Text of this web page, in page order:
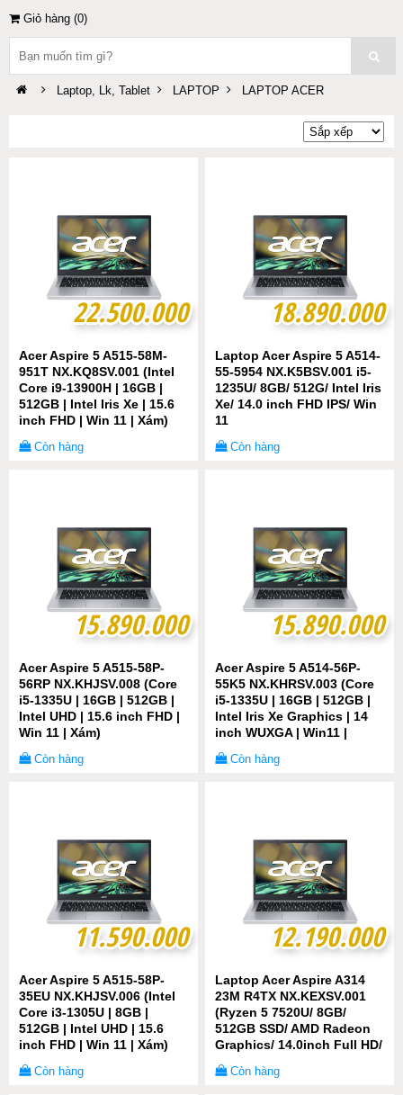
Giỏ hàng (0)
Laptop, Lk, Tablet LAPTOP LAPTOP ACER
22.500.000
22.500.000
Acer Aspire 5 A515-58M-
951T NX.KQ8SV.001 (Intel
Core i9-13900H | 16GB |
512GB | Intel Iris Xe | 15.6
inch FHD | Win 11 | Xám)
Còn hàng
18.890.000
18.890.000
Laptop Acer Aspire 5 A514-
55-5954 NX.K5BSV.001 i5-
1235U/ 8GB/ 512G/ Intel Iris
Xe/ 14.0 inch FHD IPS/ Win
11
Còn hàng
15.890.000
15.890.000
Acer Aspire 5 A515-58P-
56RP NX.KHJSV.008 (Core
i5-1335U | 16GB | 512GB |
Intel UHD | 15.6 inch FHD |
Win 11 | Xám)
Còn hàng
15.890.000
15.890.000
Acer Aspire 5 A514-56P-
55K5 NX.KHRSV.003 (Core
i5-1335U | 16GB | 512GB |
Intel Iris Xe Graphics | 14
inch WUXGA | Win11 |
Còn hàng
11.590.000
11.590.000
Acer Aspire 5 A515-58P-
35EU NX.KHJSV.006 (Intel
Core i3-1305U | 8GB |
512GB | Intel UHD | 15.6
inch FHD | Win 11 | Xám)
Còn hàng
12.190.000
12.190.000
Laptop Acer Aspire A314
23M R4TX NX.KEXSV.001
(Ryzen 5 7520U/ 8GB/
512GB SSD/ AMD Radeon
Graphics/ 14.0inch Full HD/
Nhôm/ 1 Year)
Còn hàng